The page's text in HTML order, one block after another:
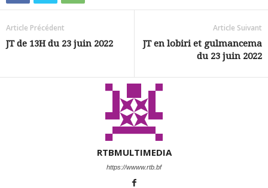
Article Précédent
JT de 13H du 23 juin 2022
Article Suivant
JT en lobiri et gulmancema
du 23 juin 2022
RTBMULTIMEDIA
https://wwww.rtb.bf